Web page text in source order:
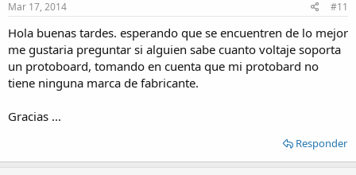
Mar 17, 2014 #11
Hola buenas tardes. esperando que se encuentren de lo mejor
me gustaria preguntar si alguien sabe cuanto voltaje soporta
un protoboard, tomando en cuenta que mi protobard no
tiene ninguna marca de fabricante.
Gracias ...
Responder